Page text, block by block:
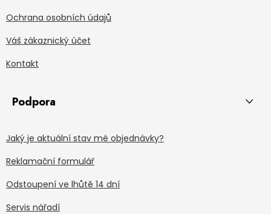
Ochrana osobních údajů
Váš zákaznický účet
Kontakt
Podpora
Jaký je aktuální stav mé objednávky?
Reklamační formulář
Odstoupení ve lhůtě 14 dní
Servis nářadí